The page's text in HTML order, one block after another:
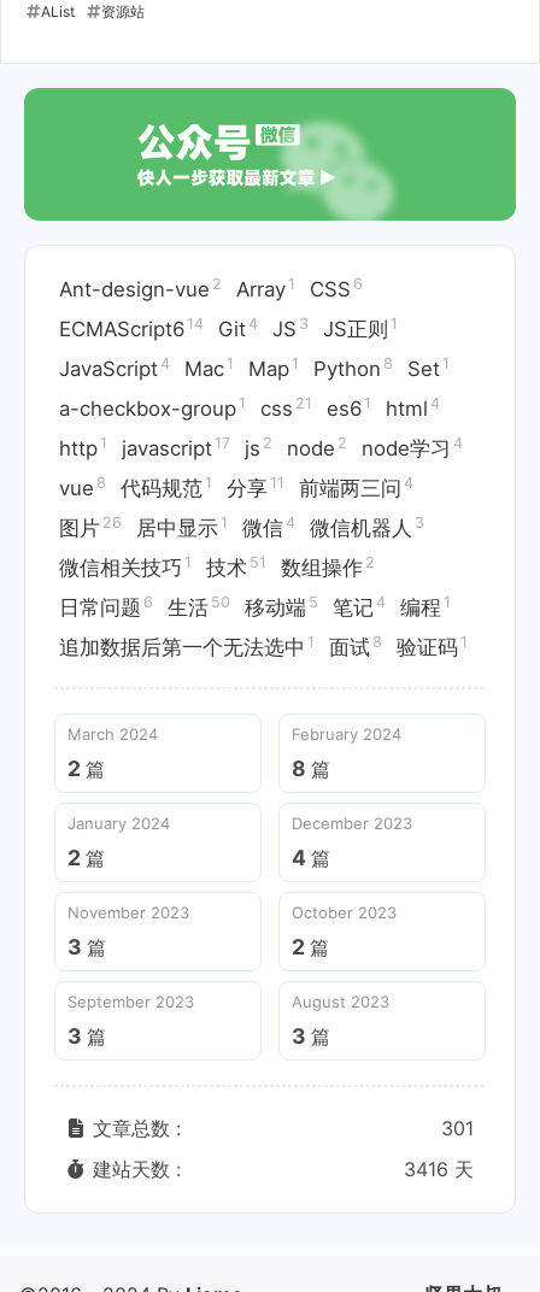
AList 资源站
Ant-design-vue 2 Array 1 CSS 6
ECMAScript6 14 Git 4 JS 3 JS正则 1
JavaScript 4 Mac 1 Map 1 Python 8 Set 1
a-checkbox-group 1 css 21 es6 1 html 4
http 1 javascript 17 js 2 node 2 node学习 4
vue 8 代码规范 1 分享 11 前端两三问 4
图片 26 居中显示 1 微信 4 微信机器人 3
微信相关技巧 1 技术 51 数组操作 2
日常问题 6 生活 50 移动端 5 笔记 4 编程 1
追加数据后第一个无法选中 1 面试 8 验证码 1
March 2024
2 篇
February 2024
8 篇
January 2024
2 篇
December 2023
4 篇
November 2023
3 篇
October 2023
2 篇
September 2023
3 篇
August 2023
3 篇
文章总数 :
301
建站天数 :
3416 天